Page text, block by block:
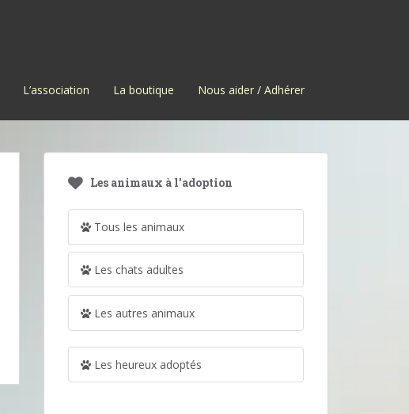
L’association La boutique Nous aider / Adhérer
Les animaux à l’adoption
Tous les animaux
Les chats adultes
Les autres animaux
Les heureux adoptés